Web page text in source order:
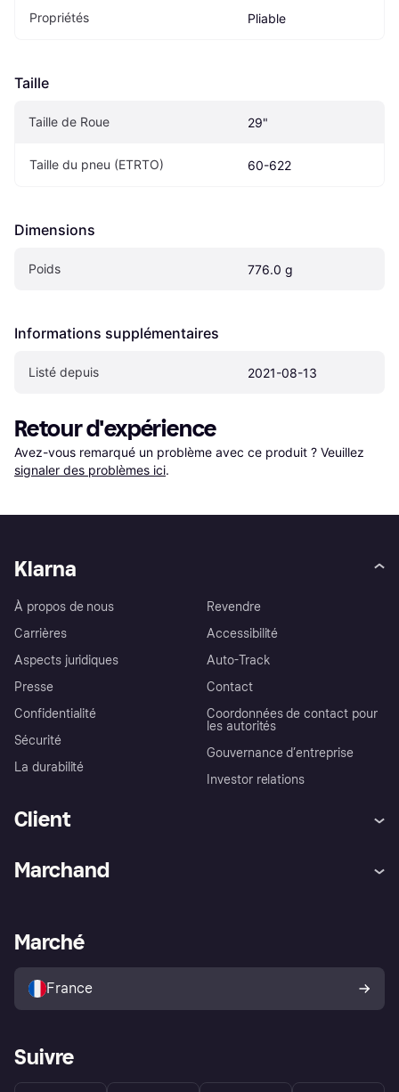
Propriétés Pliable
Taille
Taille de Roue 29"
Taille du pneu (ETRTO) 60-622
Dimensions
Poids 776.0 g
Informations supplémentaires
Listé depuis 2021-08-13
Retour d'expérience
Avez-vous remarqué un problème avec ce produit ? Veuillez
signaler des problèmes ici.
Klarna
À propos de nous
Carrières
Aspects juridiques
Presse
Confidentialité
Sécurité
La durabilité
Revendre
Accessibilité
Auto-Track
Contact
Coordonnées de contact pour
les autorités
Gouvernance d’entreprise
Investor relations
Client
Explorez les magasins
Politique de protection de
l’acheteur Klarna
Marchand
Portail Marchand
Marché
France
Suivre